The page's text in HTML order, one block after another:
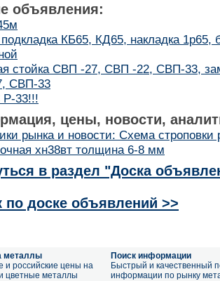
объявления:
КБ65, КД65, накладка
стойка СВП -27, СВП -22, СВП-33,
СВП-33
33!!!
цены, новости,
рынка и новости: Схема строповки
хн38вт толщина 6-8 мм
в раздел "Доска
по доске объявлений >>
металлы
и российские цены на
цветные металлы
Поиск информации
Быстрый и качественный
информации по рынку